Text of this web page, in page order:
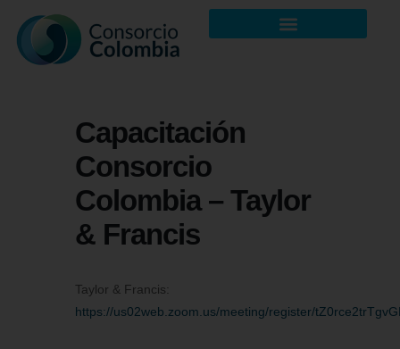
Capacitación
Consorcio
Colombia – Taylor
& Francis
Taylor & Francis:
https://us02web.zoom.us/meeting/register/